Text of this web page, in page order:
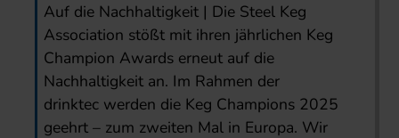
Auf die Nachhaltigkeit | Die Steel Keg
Association stößt mit ihren jährlichen Keg
Champion Awards erneut auf die
Nachhaltigkeit an. Im Rahmen der
drinktec werden die Keg Champions 2025
geehrt – zum zweiten Mal in Europa. Wir